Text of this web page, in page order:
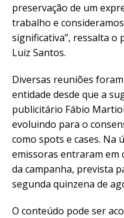
preservação de um
trabalho e
significativa”, ressalta o
Luiz Santos.
Diversas reuniões
entidade desde que a
publicitário Fábio
evoluindo para o
como spots e cases. Na
emissoras entraram em
da campanha, prevista
segunda quinzena de
O conteúdo pode ser